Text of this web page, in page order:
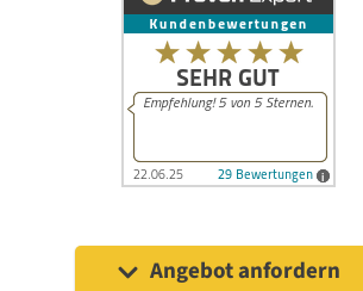
Angebot anfordern